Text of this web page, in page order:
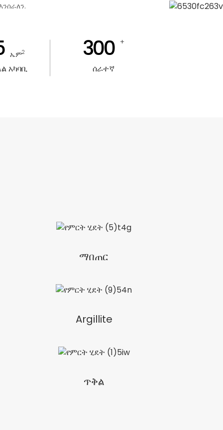
ኤም2
አካባቢ
300 +
ሰራተኛ
ማበጠር
Argillite
ጥቅል